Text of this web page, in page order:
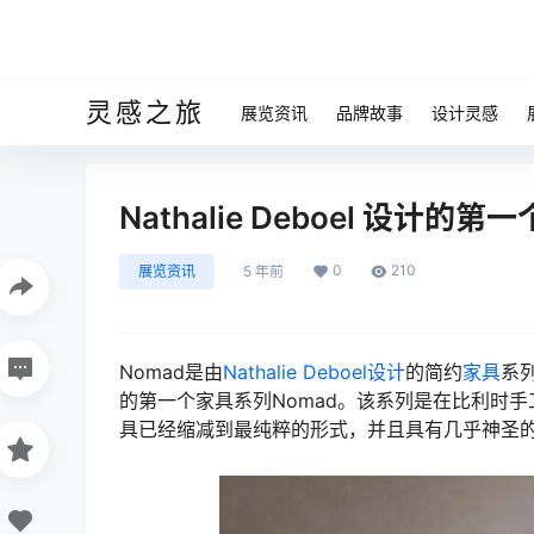
灵感之旅 展览资讯 品牌故事 设计灵感
Nathalie Deboel 设计的第一
展览资讯 5 年前 0 210
Nomad是由Nathalie Deboel设计的简约家具系
的第一个家具系列Nomad。该系列是在比利时
具已经缩减到最纯粹的形式，并且具有几乎神